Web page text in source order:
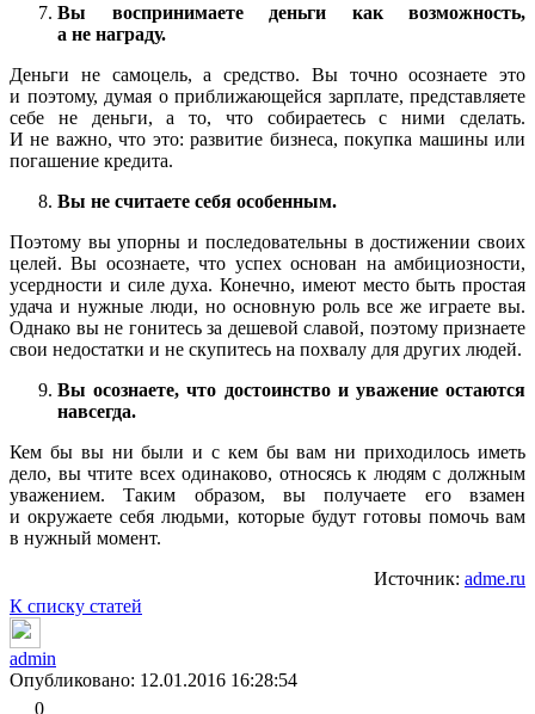
Вы воспринимаете деньги как возможность,
а не награду.
Деньги не самоцель, а средство. Вы точно осознаете это
и поэтому, думая о приближающейся зарплате, представляете
себе не деньги, а то, что собираетесь с ними сделать.
И не важно, что это: развитие бизнеса, покупка машины или
погашение кредита.
Вы не считаете себя особенным.
Поэтому вы упорны и последовательны в достижении своих
целей. Вы осознаете, что успех основан на амбициозности,
усердности и силе духа. Конечно, имеют место быть простая
удача и нужные люди, но основную роль все же играете вы.
Однако вы не гонитесь за дешевой славой, поэтому признаете
свои недостатки и не скупитесь на похвалу для других людей.
Вы осознаете, что достоинство и уважение остаются
навсегда.
Кем бы вы ни были и с кем бы вам ни приходилось иметь
дело, вы чтите всех одинаково, относясь к людям с должным
уважением. Таким образом, вы получаете его взамен
и окружаете себя людьми, которые будут готовы помочь вам
в нужный момент.
Источник: adme.ru
К списку статей
admin
Опубликовано: 12.01.2016 16:28:54
0